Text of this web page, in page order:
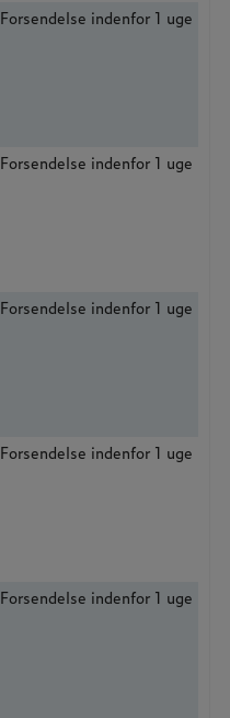
Forsendelse indenfor 1 uge
Forsendelse indenfor 1 uge
Forsendelse indenfor 1 uge
Forsendelse indenfor 1 uge
Forsendelse indenfor 1 uge